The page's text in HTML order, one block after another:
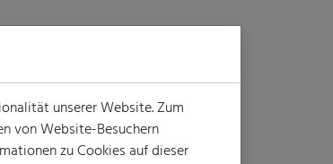
unserer Website. Zum
von Website-Besuchern
zu Cookies auf dieser